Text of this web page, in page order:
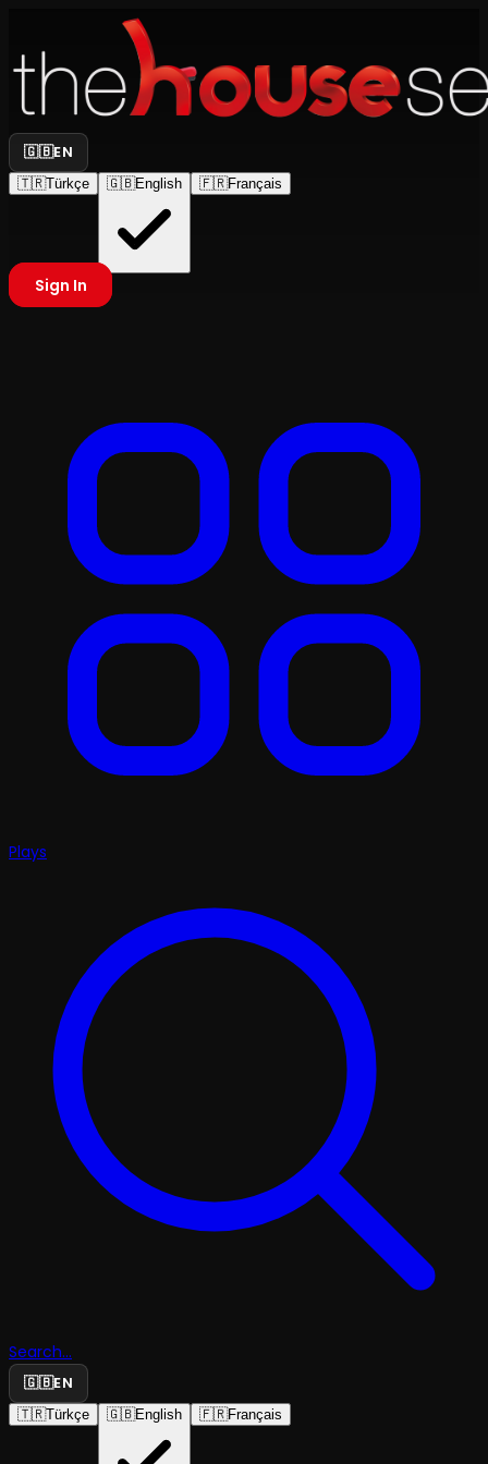
🇬🇧EN
🇹🇷Türkçe 🇬🇧English 🇫🇷Français
Sign In
Plays
Search...
🇬🇧EN
🇹🇷Türkçe 🇬🇧English 🇫🇷Français